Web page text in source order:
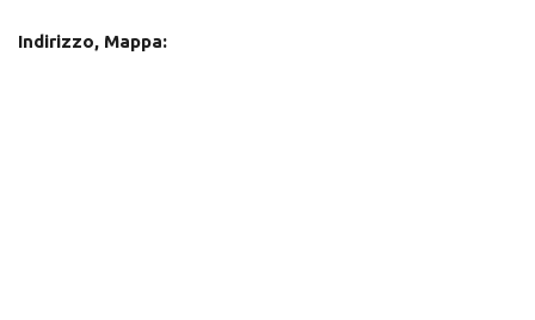
Indirizzo, Mappa: